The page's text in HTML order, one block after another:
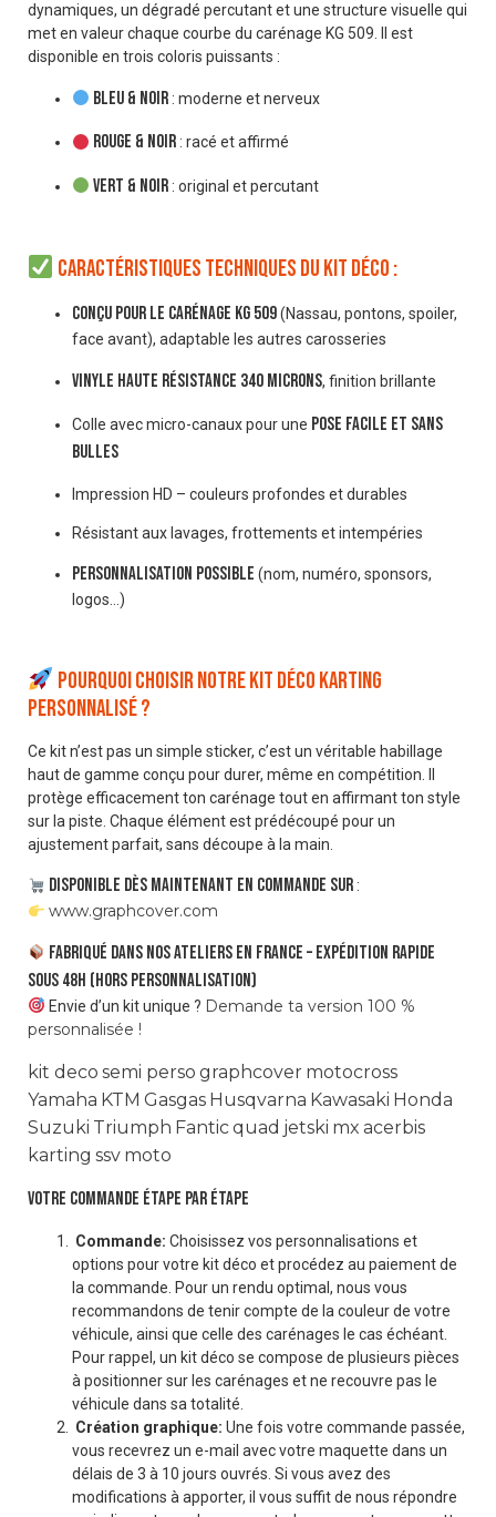
dynamiques, un dégradé percutant et une structure visuelle qui
met en valeur chaque courbe du carénage KG 509. Il est
disponible en trois coloris puissants :
Bleu & noir: moderne et nerveux
Rouge & noir: racé et affirmé
Vert & noir: original et percutant
Caractéristiques techniques du kit déco :
Conçu pour le carénage KG 509(Nassau, pontons, spoiler,
face avant), adaptable les autres carosseries
Vinyle haute résistance 340 microns, finition brillante
Colle avec micro-canaux pour une pose facile et sans
bulles
Impression HD – couleurs profondes et durables
Résistant aux lavages, frottements et intempéries
Personnalisation possible (nom, numéro, sponsors,
logos…)
Pourquoi choisir notre kit déco karting
personnalisé ?
Ce kit n’est pas un simple sticker, c’est un véritable habillage
haut de gamme conçu pour durer, même en compétition. Il
protège efficacement ton carénage tout en affirmant ton style
sur la piste. Chaque élément est prédécoupé pour un
ajustement parfait, sans découpe à la main.
Disponible dès maintenant en commande sur:
www.graphcover.com
Fabriqué dans nos ateliers en France – Expédition rapide
sous 48h (hors personnalisation)
Envie d’un kit unique ? Demande ta version 100 %
personnalisée !
kit deco semi perso graphcover motocross
Yamaha KTM Gasgas Husqvarna Kawasaki Honda
Suzuki Triumph Fanticquad jetski mx acerbis
karting ssv moto
VOTRE COMMANDE ÉTAPE PAR ÉTAPE
Commande: Choisissez vos personnalisations et
options pour votre kit déco et procédez au paiement de
la commande. Pour un rendu optimal, nous vous
recommandons de tenir compte de la couleur de votre
véhicule, ainsi que celle des carénages le cas échéant.
Pour rappel, un kit déco se compose de plusieurs pièces
à positionner sur les carénages et ne recouvre pas le
véhicule dans sa totalité.
Création graphique: Une fois votre commande passée,
vous recevrez un e-mail avec votre maquette dans un
délais de 3 à 10 jours ouvrés. Si vous avez des
modifications à apporter, il vous suffit de nous répondre